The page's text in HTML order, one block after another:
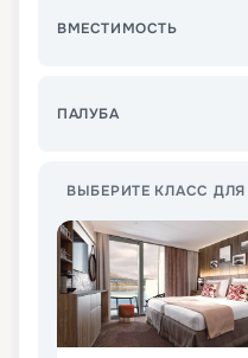
ВМЕСТИМОСТЬ
ПАЛУБА
ВЫБЕРИТЕ КЛАСС